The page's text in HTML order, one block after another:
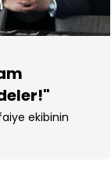
ekibinin